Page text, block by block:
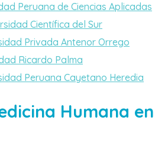
Peruana de Ciencias Aplicadas
Científica del Sur
Privada Antenor Orrego
Ricardo Palma
Peruana Cayetano Heredia
Humana en